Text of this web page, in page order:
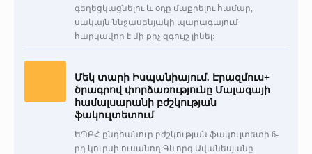
գեղեցկացնելու և օդը մաքրելու համար,
սակայն ննջասենյակի պարագայում
հարկավոր է մի քիչ զգույշ լինել:
Մեկ տարի Իսպանիայում. Էրազմուս+
ծրագրով փորձառությունը Մալագայի
համալսարանի բժշկության
ֆակուլտետում
ԵՊԲՀ ընդհանուր բժշկության ֆակուլտետի 6-
րդ կուրսի ուսանող Գևորգ Ավանեսյանը